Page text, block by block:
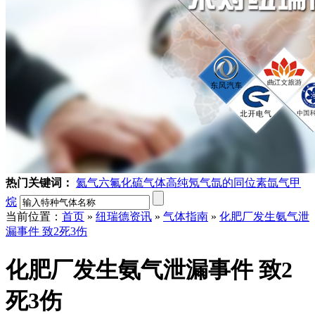
热门关键词： 氦气六氟化硫气体高纯氖气氙的同位素氙气甲
烷
当前位置： 首页 » 纽瑞德资讯 » 气体指南 » 化肥厂发生氨气泄
漏事件 致2死3伤
化肥厂发生氨气泄漏事件 致2
死3伤